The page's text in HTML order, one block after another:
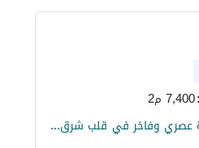
:7,400 م2
فرصة سكنية استثنائية لنمط حياة عصري وفاخر في قلب شرق الرياض